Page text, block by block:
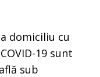
domiciliu cu
19 sunt
sub